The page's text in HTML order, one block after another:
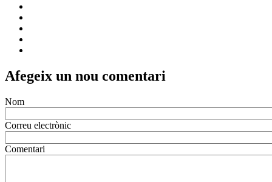
Afegeix un nou comentari
Nom
Correu electrònic
Comentari